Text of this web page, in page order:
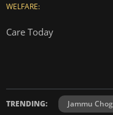
WELFARE:
Care Today
TRENDING: Jammu